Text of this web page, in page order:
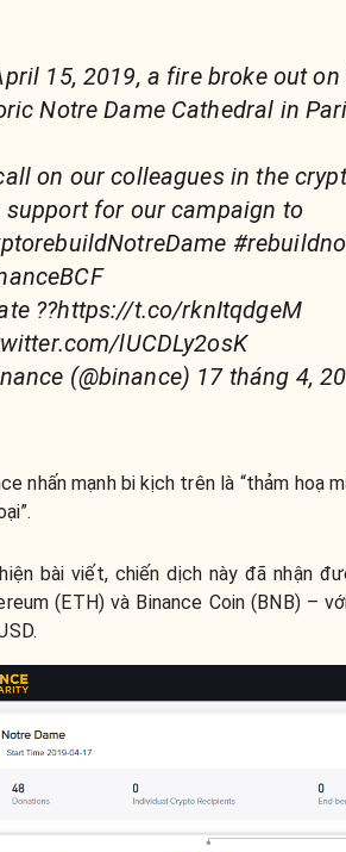
15, 2019, a fire broke out
Notre Dame Cathedral in
on our colleagues in the
support for our campaign to
??https://t.co/rknItqdgeM
lUCDLy2osK
(@binance) 17 tháng 4,
nhấn mạnh bi kịch trên là “thảm hoạ
bài viết, chiến dịch này đã nhận
(ETH) và Binance Coin (BNB) –